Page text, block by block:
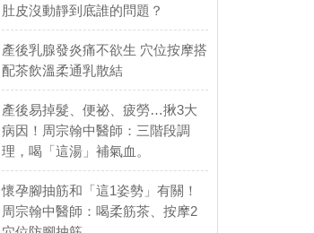
肚皮沒動靜到底誰的問題？
產後乳腺發炎痛不欲生 穴位按摩搭
配茶飲溫柔通乳散結
產後易掉髮、便祕、疲勞…揪3大
病因！周宗翰中醫師：三階段調
理，喝「這湯」補氣血。
懷孕腳抽筋和「這1姿勢」有關！
周宗翰中醫師：喝柔筋茶、按摩2